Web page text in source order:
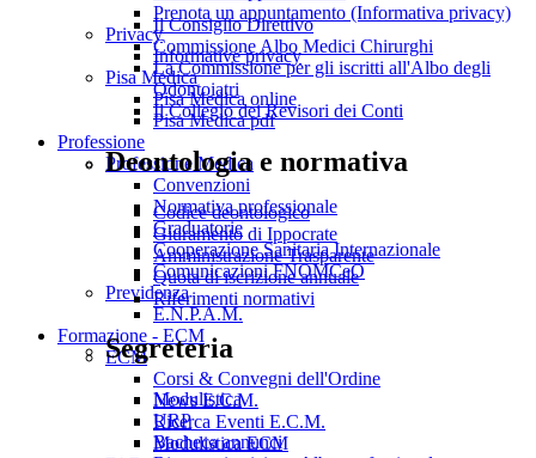
Il Consiglio Direttivo
Commissione Albo Medici Chirurghi
La Commissione per gli iscritti all'Albo degli
Odontoiatri
Il Collegio dei Revisori dei Conti
Deontologia e normativa
Codice deontologico
Giuramento di Ippocrate
Amministrazione Trasparente
Quota di iscrizione annuale
Riferimenti normativi
Segreteria
Modulistica
URP
Bacheca annunci
Prenota un appuntamento (Informativa privacy)
Privacy
Informative privacy
Pisa Medica
Pisa Medica online
Pisa Medica pdf
Professione
Professione Medica
Convenzioni
Normativa professionale
Graduatorie
Cooperazione Sanitaria Internazionale
Comunicazioni FNOMCeO
Previdenza
E.N.P.A.M.
Formazione - ECM
ECM
Corsi & Convegni dell'Ordine
News E.C.M.
Ricerca Eventi E.C.M.
Modulistica ECM